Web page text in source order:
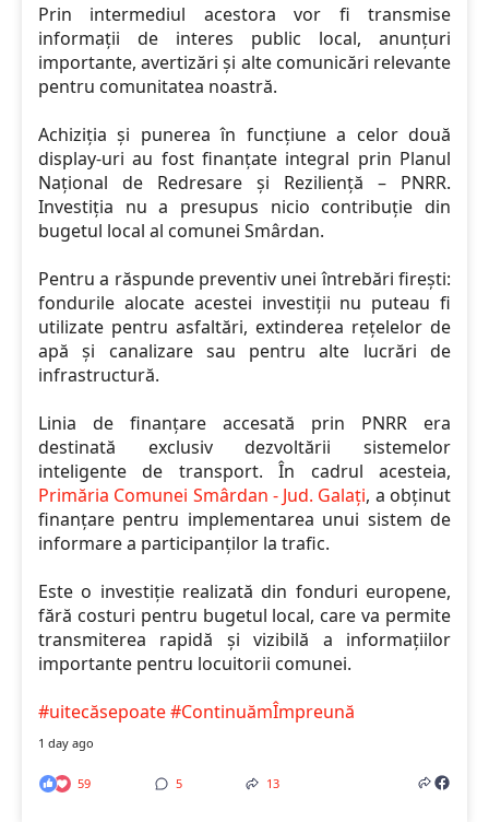
Prin intermediul acestora vor fi transmise
informații de interes public local, anunțuri
importante, avertizări și alte comunicări relevante
pentru comunitatea noastră.
Achiziția și punerea în funcțiune a celor două
display-uri au fost finanțate integral prin Planul
Național de Redresare și Reziliență – PNRR.
Investiția nu a presupus nicio contribuție din
bugetul local al comunei Smârdan.
Pentru a răspunde preventiv unei întrebări firești:
fondurile alocate acestei investiții nu puteau fi
utilizate pentru asfaltări, extinderea rețelelor de
apă și canalizare sau pentru alte lucrări de
infrastructură.
Linia de finanțare accesată prin PNRR era
destinată exclusiv dezvoltării sistemelor
inteligente de transport. În cadrul acesteia,
Primăria Comunei Smârdan - Jud. Galați, a obținut
finanțare pentru implementarea unui sistem de
informare a participanților la trafic.
Este o investiție realizată din fonduri europene,
fără costuri pentru bugetul local, care va permite
transmiterea rapidă și vizibilă a informațiilor
importante pentru locuitorii comunei.
#uitecăsepoate#ContinuămÎmpreună
1 day ago
59 5 13